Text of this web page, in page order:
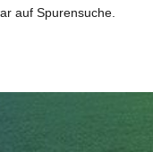
auf Spurensuche.